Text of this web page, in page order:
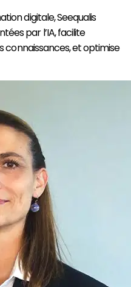
digitale,Seequalis
par l’IA, facilite
connaissances, et optimise